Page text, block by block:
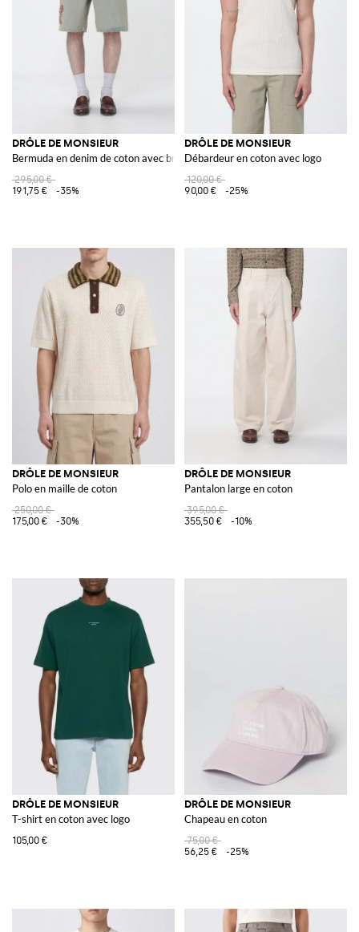
DRÔLE DE MONSIEUR
Bermuda en denim de coton avec broderies florales
295,00 €
191,75 €
-35%
DRÔLE DE MONSIEUR
Débardeur en coton avec logo
120,00 €
90,00 €
-25%
DRÔLE DE MONSIEUR
Polo en maille de coton
250,00 €
175,00 €
-30%
DRÔLE DE MONSIEUR
Pantalon large en coton
395,00 €
355,50 €
-10%
DRÔLE DE MONSIEUR
T-shirt en coton avec logo
105,00 €
DRÔLE DE MONSIEUR
Chapeau en coton
75,00 €
56,25 €
-25%